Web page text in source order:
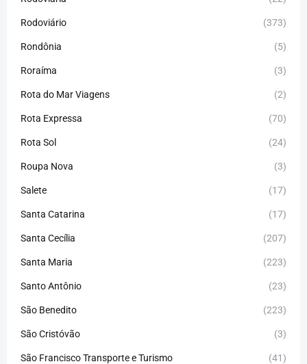
Rodoviário (373)
Rondônia (5)
Roraíma (3)
Rota do Mar Viagens (2)
Rota Expressa (70)
Rota Sol (24)
Roupa Nova (3)
Salete (17)
Santa Catarina (17)
Santa Cecília (207)
Santa Maria (223)
Santo Antônio (23)
São Benedito (223)
São Cristóvão (3)
São Francisco Transporte e Turismo (41)